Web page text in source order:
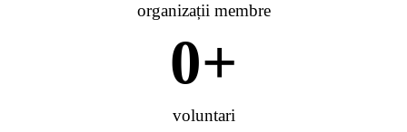
organizații membre
0+
voluntari